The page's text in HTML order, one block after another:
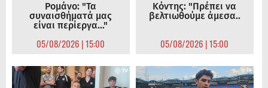
Ρομάνο: "Τα
συναισθήματά μας
είναι περίεργα..."
05/08/2026 | 15:00
Κόντης: "Πρέπει να
βελτιωθούμε άμεσα..
05/08/2026 | 15:00